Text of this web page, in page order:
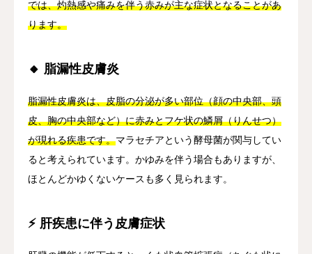
では、灼熱感や痛みを伴う赤みが主な症状となることがあ
ります。
🔸 脂漏性皮膚炎
脂漏性皮膚炎は、皮脂の分泌が多い部位（顔の中央部、頭
皮、胸の中央部など）に赤みとフケ状の鱗屑（りんせつ）
が現れる疾患です。マラセチアという酵母菌が関与してい
ると考えられています。かゆみを伴う場合もありますが、
ほとんどかゆくないケースも多く見られます。
⚡ 肝疾患に伴う皮膚症状